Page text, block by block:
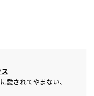
愛されてやまない、